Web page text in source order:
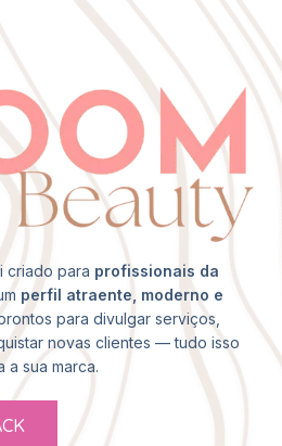
criado para profissionais da
perfil atraente, moderno e
para divulgar serviços,
novas clientes — tudo isso
a sua marca.